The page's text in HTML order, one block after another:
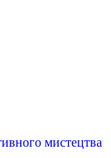
мистецтва